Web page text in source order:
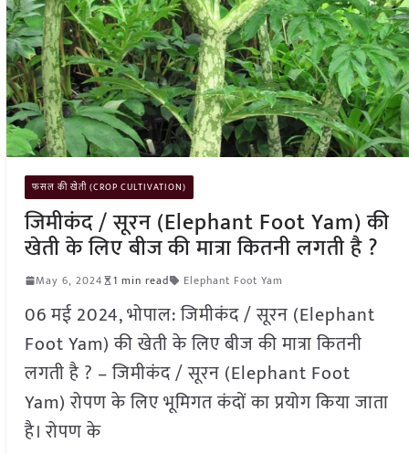
फसल की खेती (CROP CULTIVATION)
जिमीकंद / सूरन (Elephant Foot Yam) की
खेती के लिए बीज की मात्रा कितनी लगती है ?
May 6, 2024 1 min read Elephant Foot Yam
06 मई 2024, भोपाल: जिमीकंद / सूरन (Elephant
Foot Yam) की खेती के लिए बीज की मात्रा कितनी
लगती है ? – जिमीकंद / सूरन (Elephant Foot
Yam) रोपण के लिए भूमिगत कंदों का प्रयोग किया जाता
है। रोपण के